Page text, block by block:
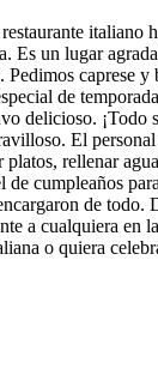
italiano
Es un lugar
caprese y
de
delicioso. ¡Todo
El
platos, rellenar
de cumpleaños
de todo.
a cualquiera en
o quiera